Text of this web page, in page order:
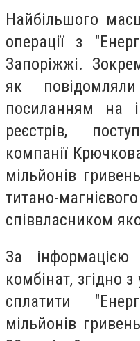
Найбільшого
операції з
Запоріжжі.
як
посиланням на
реєстрів,
компанії
мільйонів
титано-
співвласником
За інформацією
комбінат, згідно
сплатити
мільйонів